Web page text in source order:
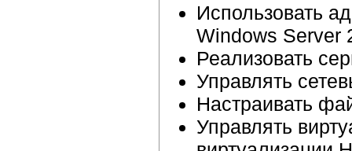
Использовать
Windows Server
Реализовать
Управлять
Настраивать
Управлять